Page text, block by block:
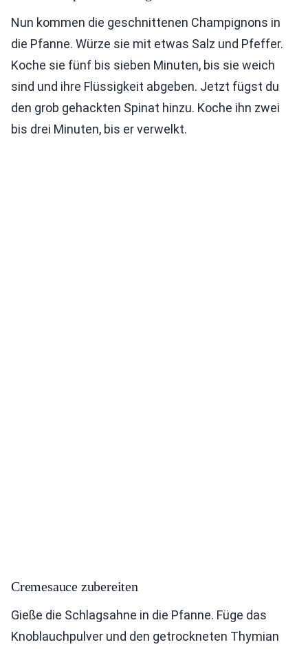
Nun kommen die geschnittenen Champignons in
die Pfanne. Würze sie mit etwas Salz und Pfeffer.
Koche sie fünf bis sieben Minuten, bis sie weich
sind und ihre Flüssigkeit abgeben. Jetzt fügst du
den grob gehackten Spinat hinzu. Koche ihn zwei
bis drei Minuten, bis er verwelkt.
Cremesauce zubereiten
Gieße die Schlagsahne in die Pfanne. Füge das
Knoblauchpulver und den getrockneten Thymian